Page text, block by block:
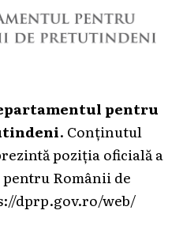
pentru
. Conținutul
poziția oficială a
Românii de
dprp.gov.ro/web/